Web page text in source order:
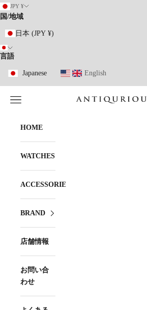
コンテンツへスキップ
JPY ¥
国/地域
日本 (JPY ¥)
言語
Japanese English
ANTIQURIOUS
メニューを開く
HOME
WATCHES
ACCESSORIES
BRAND
店舗情報
お問い合
わせ